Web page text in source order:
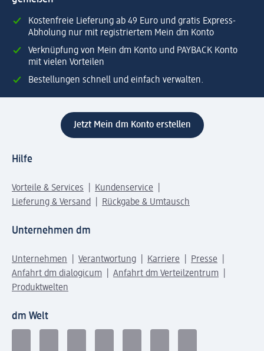
Kostenfreie Lieferung ab 49 Euro und gratis Express-
Abholung nur mit registriertem Mein dm Konto
Verknüpfung von Mein dm Konto und PAYBACK Konto
mit vielen Vorteilen
Bestellungen schnell und einfach verwalten.
Jetzt Mein dm Konto erstellen
Hilfe
Vorteile & Services
Kundenservice
Lieferung & Versand
Rückgabe & Umtausch
Unternehmen dm
Unternehmen Verantwortung Karriere
Presse
Anfahrt dm dialogicum
Anfahrt dm Verteilzentrum
Produktwelten
dm Welt